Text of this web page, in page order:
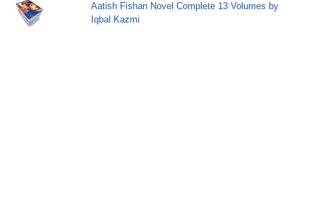
Aatish Fishan Novel Complete 13 Volumes by
Iqbal Kazmi